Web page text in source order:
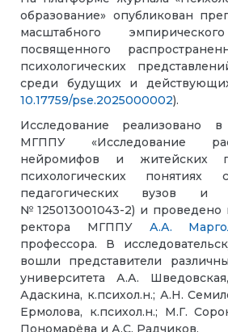
образование» опубликован
масштабного
посвященного
психологических
среди будущих и
10.17759/pse.2025000002).
Исследование реализовано
МГППУ «Исследование
нейромифов и житейских
психологических понятиях
педагогических вузов и
№ 125013001043-2) и проведено
ректора МГППУ А.А.
профессора. В
вошли представители
университета А.А.
Адаскина, к.психол.н.; А.Н.
Ермолова, к.психол.н.; М.Г.
Пономарёва и А.С. Радчиков.